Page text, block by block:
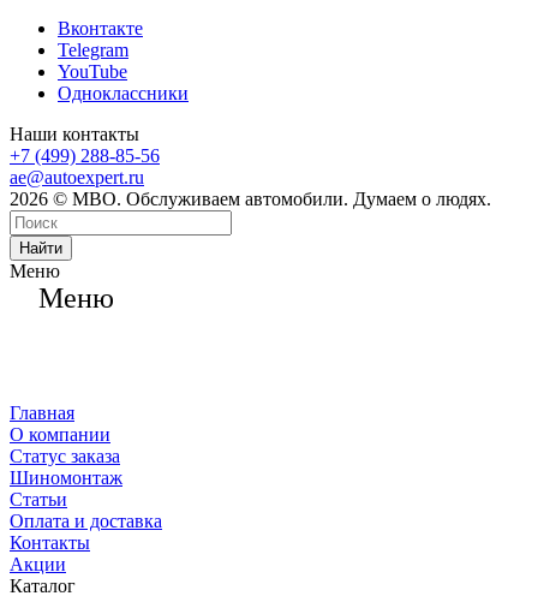
Вконтакте
Telegram
YouTube
Одноклассники
Наши контакты
+7 (499) 288-85-56
ae@autoexpert.ru
2026 © МВО. Обслуживаем автомобили. Думаем о людях.
Найти
Меню
Меню
Главная
О компании
Статус заказа
Шиномонтаж
Статьи
Оплата и доставка
Контакты
Акции
Каталог